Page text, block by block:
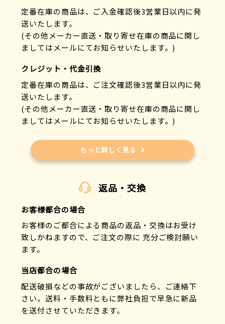
フェザー
富士商
富士パックス販売
フジホーム
不二貿易
フセ企画
プロト・ワン
ヘルメット潜水
マキテック
松本金型
松吉医科器械
ミムゴ
ムッシュ
山本香料
優美社産業
ユニトレンド
ユースキン製薬
ラヴィーナ
リッチェル
レイクス21
ワイ・エス・エヌ
定番在庫の商品は、ご入金確認後3営業日以内に発
送いたします。
(その他メーカー直送・取り寄せ在庫の商品に関し
ましてはメールにてお知らせいたします。)
クレジット・代金引換
定番在庫の商品は、ご注文確認後3営業日以内に発
送いたします。
(その他メーカー直送・取り寄せ在庫の商品に関し
ましてはメールにてお知らせいたします。)
もっと詳しく見る
返品・交換
お客様都合の場合
お客様のご都合による商品の返品・交換はお受け
致しかねますので、ご注文の際に 充分ご検討願い
ます。
当店都合の場合
配送破損などの事故がございましたら、ご連絡下
さい。送料・手数料ともに弊社負担で早急に新品
を送付させていただきます。